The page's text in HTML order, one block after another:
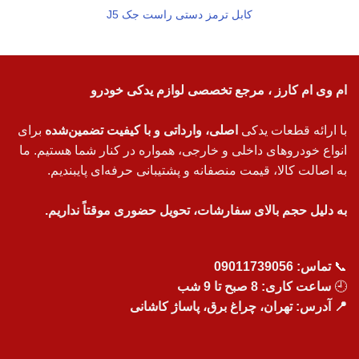
کابل ترمز دستی راست جک J5
ام وی ام کارز ، مرجع تخصصی لوازم یدکی خودرو
با ارائه قطعات یدکی اصلی، وارداتی و با کیفیت تضمین‌شده برای
انواع خودروهای داخلی و خارجی، همواره در کنار شما هستیم. ما
به اصالت کالا، قیمت منصفانه و پشتیبانی حرفه‌ای پایبندیم.
به دلیل حجم بالای سفارشات، تحویل حضوری موقتاً نداریم.
📞تماس: 09011739056
🕘 ساعت کاری: 8 صبح تا 9 شب
📍 آدرس: تهران، چراغ برق، پاساژ کاشانی